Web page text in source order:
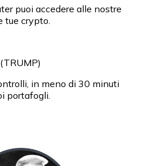
puoi accedere alle nostre
tue crypto.
in meno di 30 minuti
portafogli.